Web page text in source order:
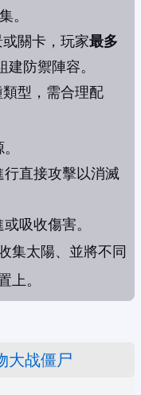
。
關卡，玩家最多
建防禦陣容。
型，需合理配
直接攻擊以消滅
吸收傷害。
集太陽、並將不同
上。
大战僵尸